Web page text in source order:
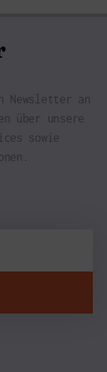
Newsletter an
über unsere
sowie